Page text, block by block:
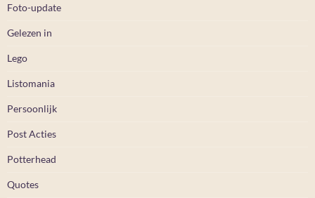
Foto-update
Gelezen in
Lego
Listomania
Persoonlijk
Post Acties
Potterhead
Quotes